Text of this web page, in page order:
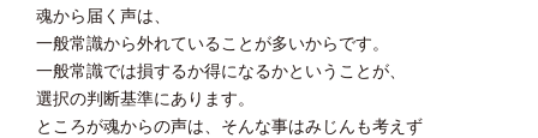
魂から届く声は、
一般常識から外れていることが多いからです。
一般常識では損するか得になるかということが、
選択の判断基準にあります。
ところが魂からの声は、そんな事はみじんも考えず